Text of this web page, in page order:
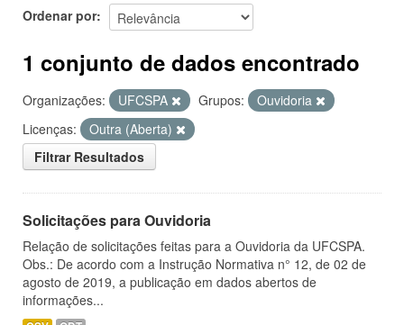
Ordenar por
1 conjunto de dados encontrado
Organizações: UFCSPA Grupos:
Ouvidoria
Licenças:
Outra (Aberta)
Filtrar Resultados
Solicitações para Ouvidoria
Relação de solicitações feitas para a Ouvidoria da UFCSPA.
Obs.: De acordo com a Instrução Normativa n° 12, de 02 de
agosto de 2019, a publicação em dados abertos de
informações...